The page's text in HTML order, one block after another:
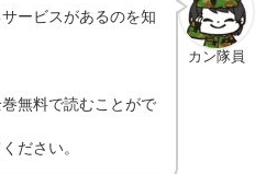
カン隊員
ービスがあるのを知
無料で読むことがで
ださい。